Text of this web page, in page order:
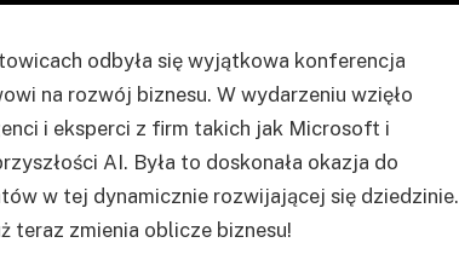
odbyła się wyjątkowa konferencja
na rozwój biznesu. W wydarzeniu wzięło
i eksperci z firm takich jak Microsoft i
AI. Była to doskonała okazja do
w tej dynamicznie rozwijającej się dziedzinie.
teraz zmienia oblicze biznesu!